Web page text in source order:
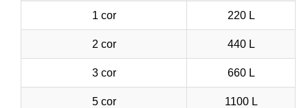
1 cor 220 L
2 cor 440 L
3 cor 660 L
5 cor 1100 L